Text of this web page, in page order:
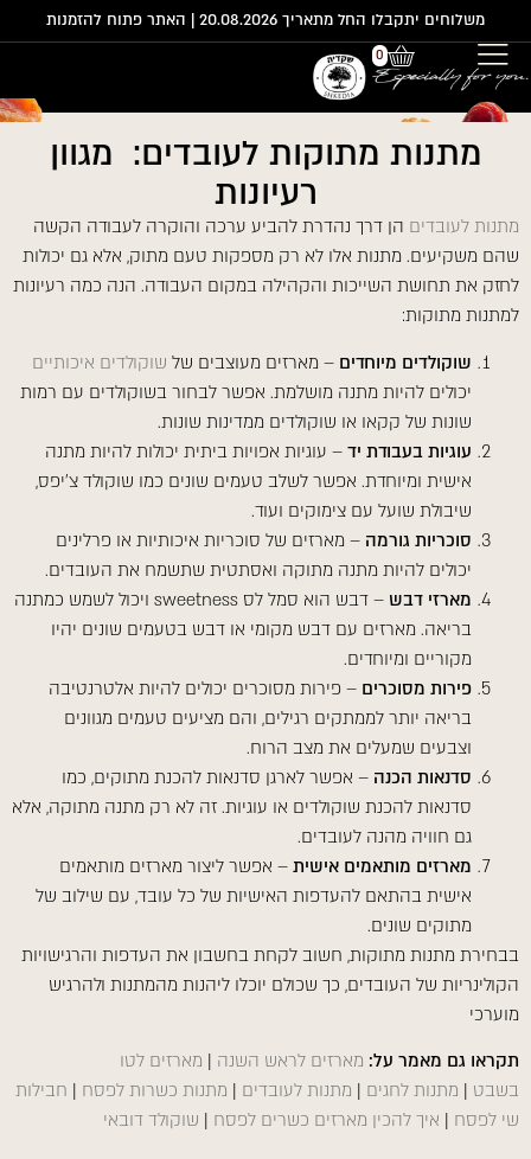
visibility_off השבת את ההבזקים
settings צבע רקע
zoom_out להקטין את התצוגה
התקרב
add_circle_outline הגדל את הגופן
spellcheck גופן קריא
brightness_low ניגודיות כהה
format_underlined קו תחתון קישורים
אפס את כל האפשרויות
cached
משלוחים יתקבלו החל מתאריך 20.08.2026 | האתר פתוח להזמנות
0
מתנות מתוקות לעובדים: מגוון
רעיונות
מתנות לעובדים הן דרך נהדרת להביע ערכה והוקרה לעבודה הקשה
שהם משקיעים. מתנות אלו לא רק מספקות טעם מתוק, אלא גם יכולות
לחזק את תחושת השייכות והקהילה במקום העבודה. הנה כמה רעיונות
למתנות מתוקות:
שוקולדים מיוחדים – מארזים מעוצבים של שוקולדים איכותיים
יכולים להיות מתנה מושלמת. אפשר לבחור בשוקולדים עם רמות
שונות של קקאו או שוקולדים ממדינות שונות.
עוגיות בעבודת יד – עוגיות אפויות ביתית יכולות להיות מתנה
אישית ומיוחדת. אפשר לשלב טעמים שונים כמו שוקולד צ'יפס,
שיבולת שועל עם צימוקים ועוד.
סוכריות גורמה – מארזים של סוכריות איכותיות או פרלינים
יכולים להיות מתנה מתוקה ואסתטית שתשמח את העובדים.
מארזי דבש
– דבש הוא סמל לס sweetness ויכול לשמש כמתנה
בריאה. מארזים עם דבש מקומי או דבש בטעמים שונים יהיו
מקוריים ומיוחדים.
פירות מסוכרים – פירות מסוכרים יכולים להיות אלטרנטיבה
בריאה יותר לממתקים רגילים, והם מציעים טעמים מגוונים
וצבעים שמעלים את מצב הרוח.
סדנאות הכנה – אפשר לארגן סדנאות להכנת מתוקים, כמו
סדנאות להכנת שוקולדים או עוגיות. זה לא רק מתנה מתוקה, אלא
גם חוויה מהנה לעובדים.
מארזים מותאמים אישית – אפשר ליצור מארזים מותאמים
אישית בהתאם להעדפות האישיות של כל עובד, עם שילוב של
מתוקים שונים.
בבחירת מתנות מתוקות, חשוב לקחת בחשבון את העדפות והרגישויות
הקולינריות של העובדים, כך שכולם יוכלו ליהנות מהמתנות ולהרגיש
מוערכי
תקראו גם מאמר על: מארזים לראש השנה | מארזים לטו
בשבט | מתנות לחגים | מתנות לעובדים | מתנות כשרות לפסח | חבילות
שי לפסח | איך להכין מארזים כשרים לפסח | שוקולד דובאי